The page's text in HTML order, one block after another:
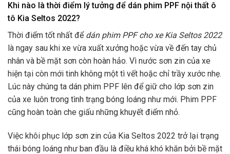
Khi nào là thời điểm lý tưởng để dán phim PPF nội thất ô
tô Kia Seltos 2022?
Thời điểm tốt nhất để dán phim PPF cho xe Kia Seltos 2022
là ngay sau khi xe vừa xuất xưởng hoặc vừa về đến tay chủ
nhân và bề mặt sơn còn hoàn hảo. Vì nước sơn zin của xe
hiện tại còn mới tinh không một tì vết hoặc chỉ trầy xước nhẹ.
Lúc này chúng ta dán phim PPF lên để giữ cho lớp sơn zin
của xe luôn trong tình trạng bóng loáng như mới. Phim PPF
cũng hoàn toàn che giấu những khuyết điểm nhỏ.
Việc khôi phục lớp sơn zin của Kia Seltos 2022 trở lại trạng
thái bóng loáng như ban đầu là điều khá khó khăn bởi bề mặt